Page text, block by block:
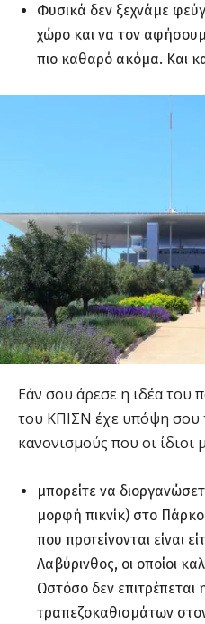
Φυσικά δεν ξεχνάμε
χώρο και να τον
πιο καθαρό ακόμα. Και
Εάν σου άρεσε η ιδέα του
του ΚΠΙΣΝ έχε υπόψη σου
κανονισμούς που οι ίδιοι
μπορείτε να
μορφή πικνίκ) στο
που προτείνονται είναι
Λαβύρινθος, οι οποίοι
Ωστόσο δεν επιτρέπεται
τραπεζοκαθισμάτων